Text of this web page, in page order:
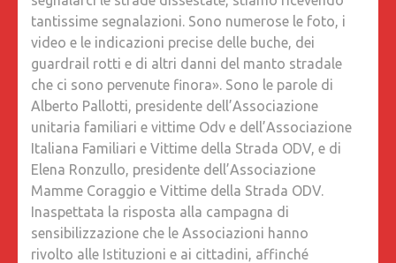
tantissime segnalazioni. Sono numerose le foto, i
video e le indicazioni precise delle buche, dei
guardrail rotti e di altri danni del manto stradale
che ci sono pervenute finora». Sono le parole di
Alberto Pallotti, presidente dell’Associazione
unitaria familiari e vittime Odv e dell’Associazione
Italiana Familiari e Vittime della Strada ODV, e di
Elena Ronzullo, presidente dell’Associazione
Mamme Coraggio e Vittime della Strada ODV.
Inaspettata la risposta alla campagna di
sensibilizzazione che le Associazioni hanno
rivolto alle Istituzioni e ai cittadini, affinché